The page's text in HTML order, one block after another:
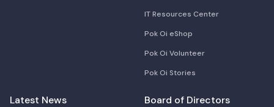
IT Resources Center
Pok Oi eShop
Pok Oi Volunteer
Pok Oi Stories
Latest News Board of Directors